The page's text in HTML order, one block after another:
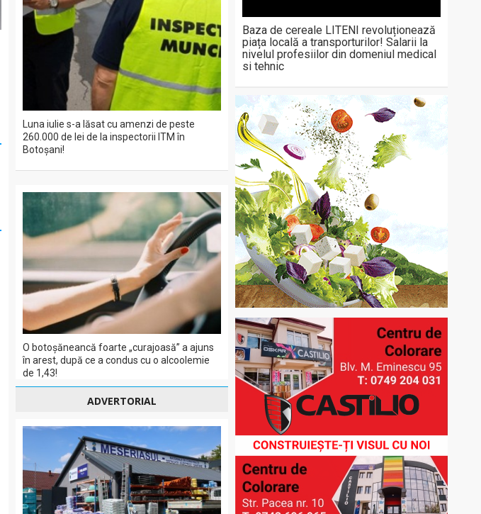
Luna iulie s-a lăsat cu amenzi de peste
260.000 de lei de la inspectorii ITM în
Botoșani!
O botoșăneancă foarte „curajoasă” a ajuns
în arest, după ce a condus cu o alcoolemie
de 1,43!
ADVERTORIAL
Baza de cereale LITENI revoluționează
piața locală a transporturilor! Salarii la
nivelul profesiilor din domeniul medical
si tehnic